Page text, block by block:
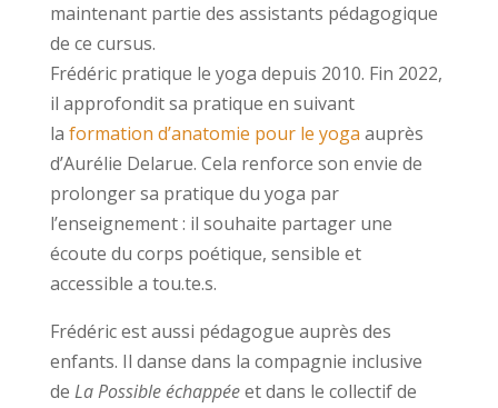
maintenant partie des assistants pédagogique
de ce cursus.
Frédéric pratique le yoga depuis 2010. Fin 2022,
il approfondit sa pratique en suivant
la formation d’anatomie pour le yoga auprès
d’Aurélie Delarue. Cela renforce son envie de
prolonger sa pratique du yoga par
l’enseignement : il souhaite partager une
écoute du corps poétique, sensible et
accessible a tou.te.s.
Frédéric est aussi pédagogue auprès des
enfants. Il danse dans la compagnie inclusive
de La Possible échappéeet dans le collectif de